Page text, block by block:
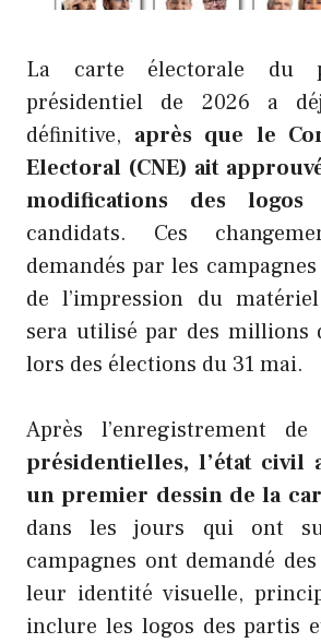
La carte électorale du
présidentiel de 2026 a
définitive, après que le
Electoral (CNE) ait
modifications des logos
candidats. Ces
demandés par les
de l’impression du
sera utilisé par des millions
lors des élections du 31 mai.
Après l’enregistrement de
présidentielles, l’état civil
un premier dessin de la
dans les jours qui ont
campagnes ont demandé
leur identité visuelle,
inclure les logos des partis